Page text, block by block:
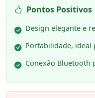
Pontos Positivos
Design elegante e
Portabilidade, ideal
Conexão Bluetooth